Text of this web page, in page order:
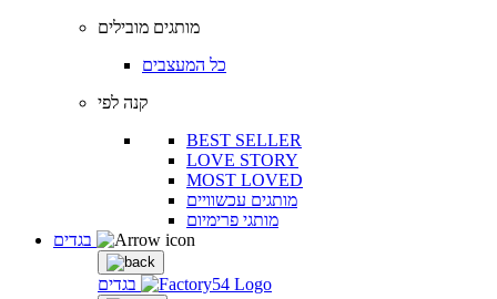
מותגים מובילים
כל המעצבים
קנה לפי
BEST SELLER
LOVE STORY
MOST LOVED
מותגים עכשוויים
מותגי פרימיום
בגדים